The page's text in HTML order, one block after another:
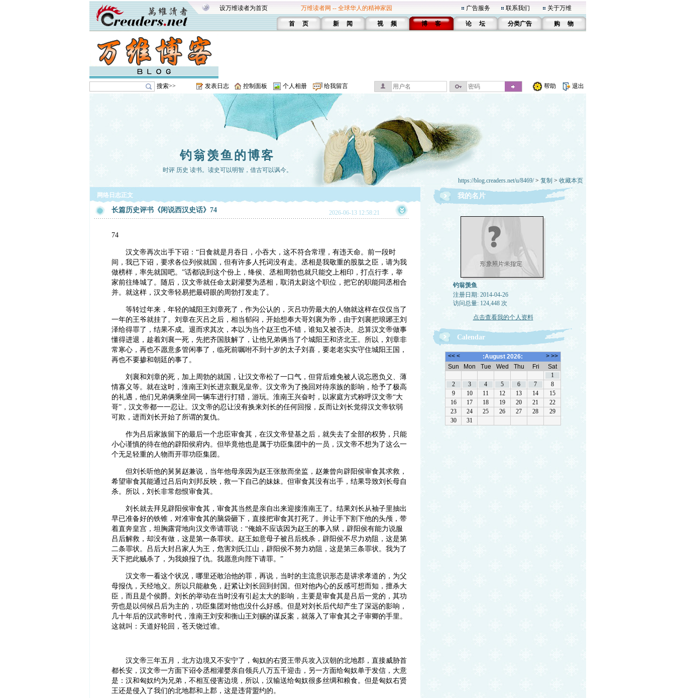
设万维读者为首页 万维读者网 -- 全球华人的精神家园 广告服务 联系我们 关于万维
首 页 新 闻 视 频 博 客 论 坛 分类广告 购 物
搜索>> 发表日志 控制面板 个人相册 给我留言 帮助 退出
钓翁羡鱼的博客
时评 历史 读书。读史可以明智，借古可以讽今。
https://blog.creaders.net/u/8469/> 复制 > 收藏本页
网络日志正文
长篇历史评书《闲说西汉史话》74 2026-06-13 12:58:21
74
汉文帝再次出手下诏：“日食就是月吞日，小吞大，这不符合常理，有违天命。前一段时
间，我已下诏，要求各位列侯就国，但有许多人托词没有走。丞相是我敬重的股肱之臣，请为我
做榜样，率先就国吧。”话都说到这个份上，绛侯、丞相周勃也就只能交上相印，打点行李，举
家前往绛城了。随后，汉文帝就任命太尉灌婴为丞相，取消太尉这个职位，把它的职能同丞相合
并。就这样，汉文帝轻易把最碍眼的周勃打发走了。
等转过年来，年轻的城阳王刘章死了，作为公认的，灭吕功劳最大的人物就这样在仅仅当了
一年的王爷就挂了。刘章在灭吕之后，相当郁闷，开始想奉大哥刘襄为帝，由于刘襄把琅琊王刘
泽给得罪了，结果不成。退而求其次，本以为当个赵王也不错，谁知又被否决。总算汉文帝做事
懂得进退，趁着刘襄一死，先把齐国肢解了，让他兄弟俩当了个城阳王和济北王。所以，刘章非
常寒心，再也不愿意多管闲事了，临死前嘱咐不到十岁的太子刘喜，要老老实实守住城阳王国，
再也不要掺和朝廷的事了。
刘襄和刘章的死，加上周勃的就国，让汉文帝松了一口气，但背后难免被人说忘恩负义、薄
情寡义等。就在这时，淮南王刘长进京觐见皇帝。汉文帝为了挽回对待亲族的影响，给予了极高
的礼遇，他们兄弟俩乘坐同一辆车进行打猎，游玩。淮南王兴奋时，以家庭方式称呼汉文帝“大
哥”，汉文帝都一一忍让。汉文帝的忍让没有换来刘长的任何回报，反而让刘长觉得汉文帝软弱
可欺，进而刘长开始了所谓的复仇。
作为吕后家族留下的最后一个忠臣审食其，在汉文帝登基之后，就失去了全部的权势，只能
小心谨慎的待在他的辟阳侯府内。但毕竟他也是属于功臣集团中的一员，汉文帝不想为了这么一
个无足轻重的人物而开罪功臣集团。
但刘长听他的舅舅赵兼说，当年他母亲因为赵王张敖而坐监，赵兼曾向辟阳侯审食其求救，
希望审食其能通过吕后向刘邦反映，救一下自己的妹妹。但审食其没有出手，结果导致刘长母自
杀。所以，刘长非常怨恨审食其。
刘长就去拜见辟阳侯审食其，审食其当然是亲自出来迎接淮南王了。结果刘长从袖子里抽出
早已准备好的铁锥，对准审食其的脑袋砸下，直接把审食其打死了。并让手下割下他的头颅，带
着直奔皇宫，坦胸露背地向汉文帝请罪说：“俺娘不应该因为赵王的事入狱，辟阳侯有能力说服
吕后解救，却没有做，这是第一条罪状。赵王如意母子被吕后残杀，辟阳侯不尽力劝阻，这是第
二条罪状。吕后大封吕家人为王，危害刘氏江山，辟阳侯不努力劝阻，这是第三条罪状。我为了
天下把此贼杀了，为我娘报了仇。我愿意向陛下请罪。”
汉文帝一看这个状况，哪里还敢治他的罪，再说，当时的主流意识形态是讲求孝道的，为父
母报仇，天经地义。所以只能赦免，赶紧让刘长回到封国。但对他内心的反感可想而知，擅杀大
臣，而且是个侯爵。刘长的举动在当时没有引起太大的影响，主要是审食其是吕后一党的，其功
劳也是以伺候吕后为主的，功臣集团对他也没什么好感。但是对刘长后代却产生了深远的影响，
几十年后的汉武帝时代，淮南王刘安和衡山王刘赐的谋反案，就落入了审食其之子审卿的手里。
这就叫：天道好轮回，苍天饶过谁。
汉文帝三年五月，北方边境又不安宁了，匈奴的右贤王带兵攻入汉朝的北地郡，直接威胁首
都长安，汉文帝一方面下诏令丞相灌婴亲自领兵八万五千迎击，另一方面给匈奴单于发信，大意
是：汉和匈奴约为兄弟，不相互侵害边境，所以，汉输送给匈奴很多丝绸和粮食。但是匈奴右贤
王还是侵入了我们的北地郡和上郡，这是违背盟约的。
我的名片
钓翁羡鱼
注册日期: 2014-04-26
访问总量: 124,448 次
点击查看我的个人资料
Calendar